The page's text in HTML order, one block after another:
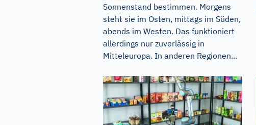
Sonnenstand bestimmen. Morgens
steht sie im Osten, mittags im Süden,
abends im Westen. Das funktioniert
allerdings nur zuverlässig in
Mitteleuropa. In anderen Regionen...